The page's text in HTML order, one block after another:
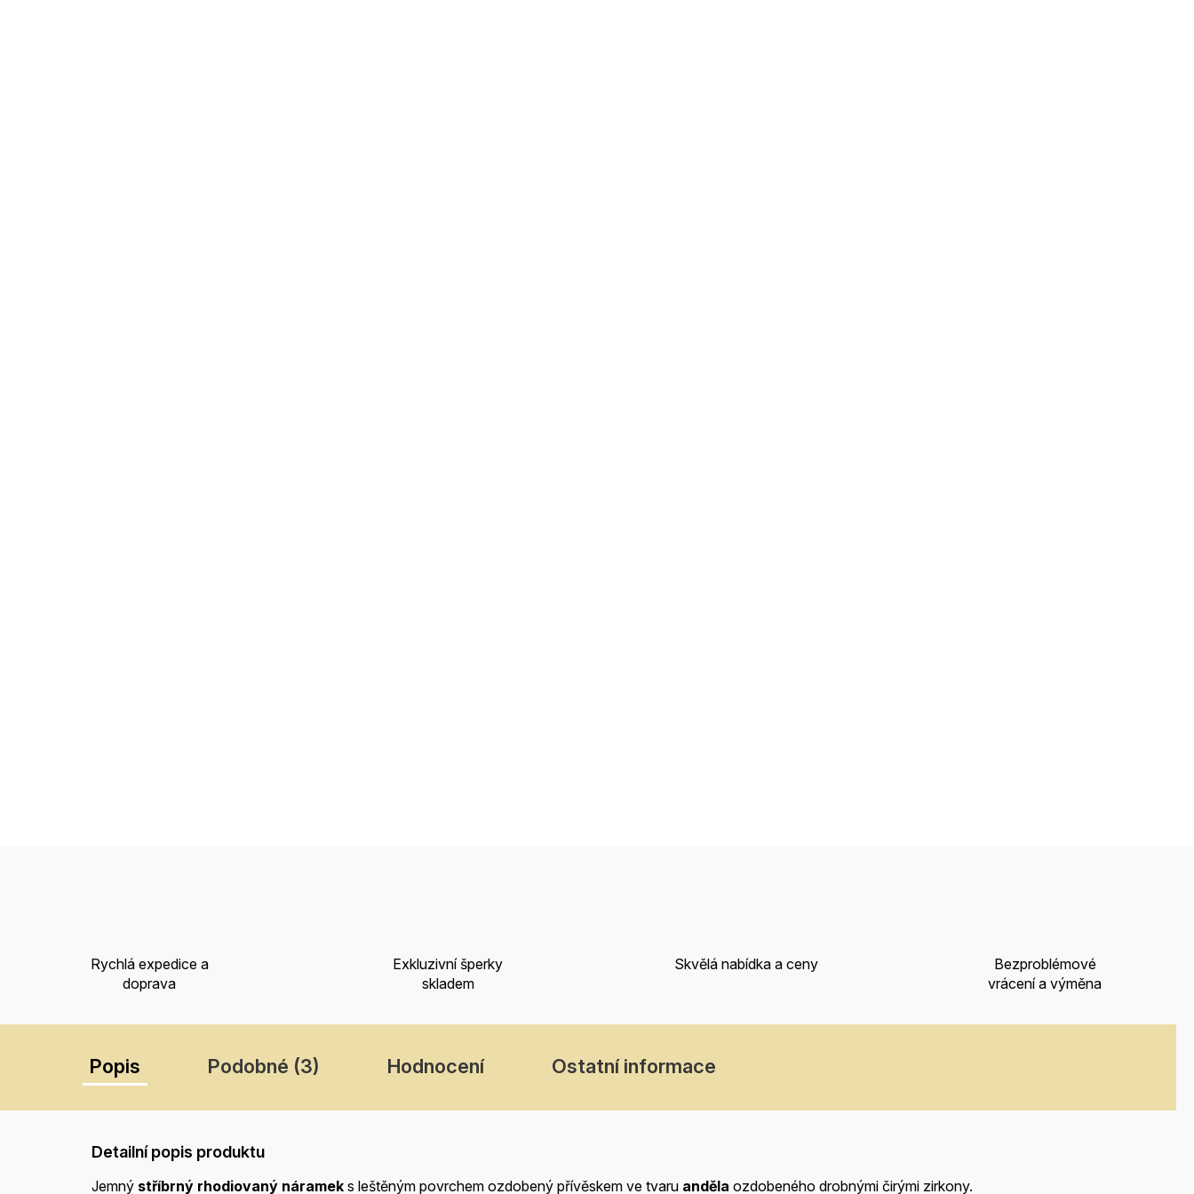
Rychlá expedice a
doprava
Exkluzivní šperky
skladem
Skvělá nabídka a ceny
Bezproblémové
vrácení a výměna
Popis Podobné (3) Hodnocení Ostatní informace
Detailní popis produktu
Jemný stříbrný rhodiovaný náramek s leštěným povrchem ozdobený přívěskem ve tvaru anděla ozdobeného drobnými čirými zirkony.